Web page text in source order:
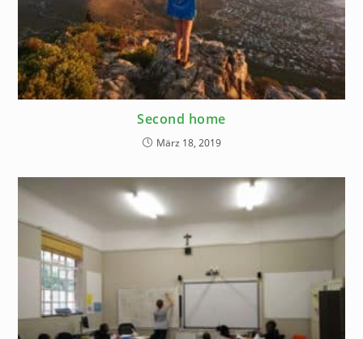
Second home
März 18, 2019